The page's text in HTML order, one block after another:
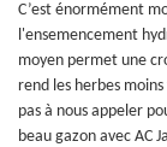
C’est énormément
l'ensemencement
moyen permet une
rend les herbes
pas à nous appeler
beau gazon avec AC